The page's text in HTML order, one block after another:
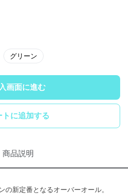
グリーン
画面に進む
トに追加する
商品説明
の新定番となるオーバーオール。